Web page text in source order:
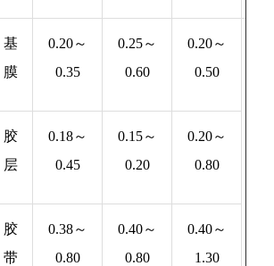
基
膜
0.20～
0.35
0.25～
0.60
0.20～
0.50
胶
层
0.18～
0.45
0.15～
0.20
0.20～
0.80
胶
带
0.38～
0.80
0.40～
0.80
0.40～
1.30